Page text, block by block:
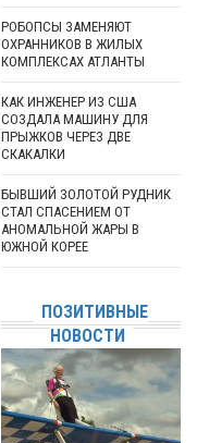
РОБОПСЫ ЗАМЕНЯЮТ
ОХРАННИКОВ В ЖИЛЫХ
КОМПЛЕКСАХ АТЛАНТЫ
КАК ИНЖЕНЕР ИЗ США
СОЗДАЛА МАШИНУ ДЛЯ
ПРЫЖКОВ ЧЕРЕЗ ДВЕ
СКАКАЛКИ
БЫВШИЙ ЗОЛОТОЙ РУДНИК
СТАЛ СПАСЕНИЕМ ОТ
АНОМАЛЬНОЙ ЖАРЫ В
ЮЖНОЙ КОРЕЕ
ПОЗИТИВНЫЕ
НОВОСТИ